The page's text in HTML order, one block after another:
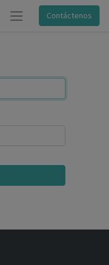
Contáctenos